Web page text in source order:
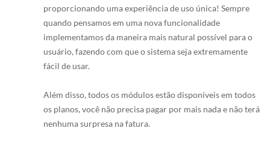
proporcionando uma experiência de uso única! Sempre
quando pensamos em uma nova funcionalidade
implementamos da maneira mais natural possível para o
usuário, fazendo com que o sistema seja extremamente
fácil de usar.
Além disso, todos os módulos estão disponíveis em todos
os planos, você não precisa pagar por mais nada e não terá
nenhuma surpresa na fatura.